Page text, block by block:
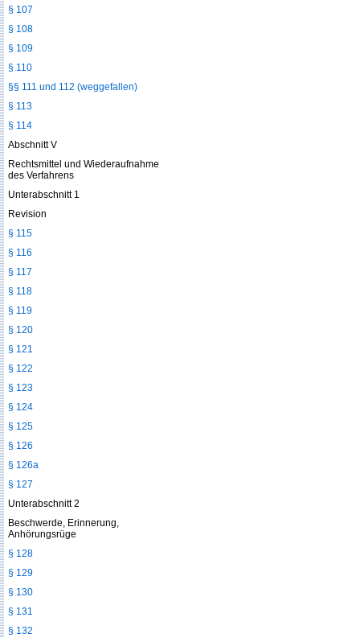
§ 107
§ 108
§ 109
§ 110
§§ 111 und 112 (weggefallen)
§ 113
§ 114
Abschnitt V
Rechtsmittel und Wiederaufnahme
des Verfahrens
Unterabschnitt 1
Revision
§ 115
§ 116
§ 117
§ 118
§ 119
§ 120
§ 121
§ 122
§ 123
§ 124
§ 125
§ 126
§ 126a
§ 127
Unterabschnitt 2
Beschwerde, Erinnerung,
Anhörungsrüge
§ 128
§ 129
§ 130
§ 131
§ 132